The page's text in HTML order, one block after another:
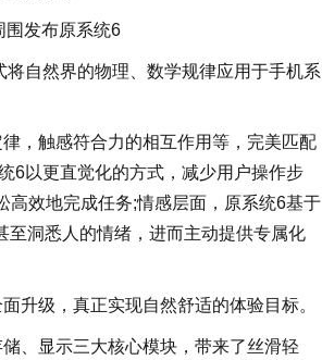
围发布原系统6
自然界的物理、数学规律应用于手机系
，触感符合力的相互作用等，完美匹配
6以更直觉化的方式，减少用户操作步
高效地完成任务;情感层面，原系统6基于
至洞悉人的情绪，进而主动提供专属化
升级，真正实现自然舒适的体验目标。
、显示三大核心模块，带来了丝滑轻